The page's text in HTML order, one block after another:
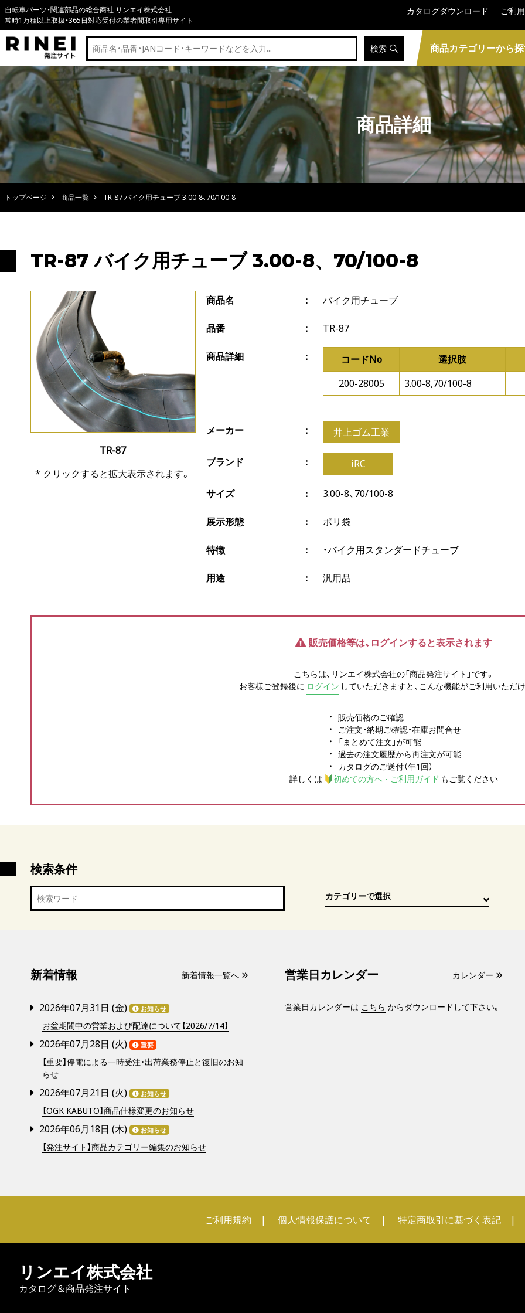
自転車パーツ・関連部品の総合商社 リンエイ株式会社
常時1万種以上取扱・365日対応受付の業者間取引専用サイト
カタログダウンロード ご利
検索 商品カテゴリーから
商品詳細
トップページ 商品一覧 TR-87 バイク用チューブ 3.00-8、70/100-8
TR-87 バイク用チューブ 3.00-8、70/100-8
TR-87
* クリックすると拡大表示されます。
商品名 バイク用チューブ
品番 TR-87
商品詳細 コードNo
選択肢
200-28005
3.00-8,70/100-8
メーカー 井上ゴム工業
ブランド iRC
サイズ 3.00-8、70/100-8
展示形態 ポリ袋
特徴 ・バイク用スタンダードチューブ
用途 汎用品
販売価格等は、ログインすると表示されます
こちらは、リンエイ株式会社の「商品発注サイト」です。
お客様ご登録後に ログイン していただきますと、こんな機能がご利用いただ
販売価格のご確認
ご注文・納期ご確認・在庫お問合せ
「まとめて注文」が可能
過去の注文履歴から再注文が可能
カタログのご送付（年1回）
詳しくは
初めての方へ - ご利用ガイド もご覧ください
検索条件
新着情報 新着情報一覧へ
2026年07月31日 (金) お知らせ
お盆期間中の営業および配達について【2026/7/14】
2026年07月28日 (火) 重要
【重要】停電による一時受注・出荷業務停止と復旧のお知
らせ
2026年07月21日 (火) お知らせ
【OGK KABUTO】商品仕様変更のお知らせ
2026年06月18日 (木) お知らせ
【発注サイト】商品カテゴリー編集のお知らせ
営業日カレンダー カレンダー
営業日カレンダーは こちら からダウンロードして下さい。
ご利用規約 個人情報保護について 特定商取引に基づく表記
リンエイ株式会社
カタログ＆商品発注サイト